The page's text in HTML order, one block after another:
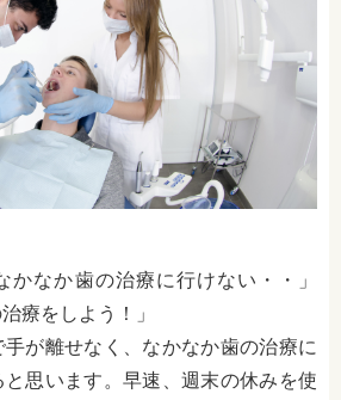
かなか歯の治療に行けない・・」
療をしよう！」
が離せなく、なかなか歯の治療に
思います。早速、週末の休みを使